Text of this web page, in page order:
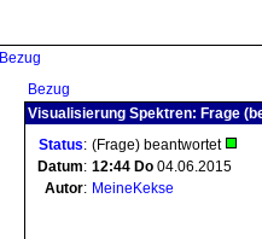
Bezug
Bezug
Visualisierung Spektren: Frage
Status: (Frage) beantwortet
Datum: 12:44 Do 04.06.2015
Autor: MeineKekse